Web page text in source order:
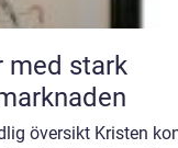
översikt Kristen